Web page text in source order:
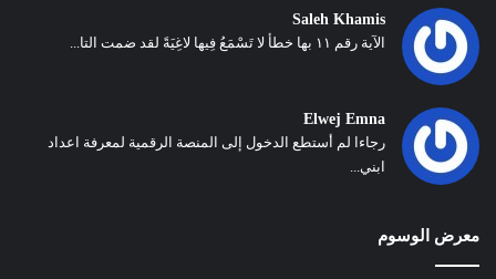
Saleh Khamis
الآية رقم ١١ بها خطأ لا تَسْمَعُ فِيها لاغِيَةً لقد ضمت التا...
Elwej Emna
رجاءا لم أستطع الدخول إلى المنصة الرقمية لمعرفة اعداد
ابني...
معرض الوسوم